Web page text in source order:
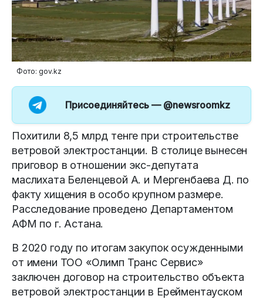
Фото: gov.kz
Присоединяйтесь — @newsroomkz
Похитили 8,5 млрд тенге при строительстве
ветровой электростанции. В столице вынесен
приговор в отношении экс-депутата
маслихата Беленцевой А. и Мергенбаева Д. по
факту хищения в особо крупном размере.
Расследование проведено Департаментом
АФМ по г. Астана.
В 2020 году по итогам закупок осужденными
от имени ТОО «Олимп Транс Сервис»
заключен договор на строительство объекта
ветровой электростанции в Ерейментауском